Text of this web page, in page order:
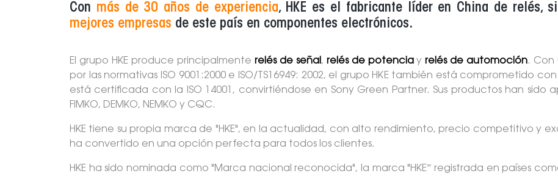
Con más de 30 años de experiencia, HKE es el fabricante líder en China de relés,
mejores empresas de este país en componentes electrónicos.
El grupo HKE produce principalmente relés de señal , relés de potenciay relés de automoción.
por las normativas ISO 9001:2000 e ISO/TS16949: 2002, el grupo HKE también está comprometido
está certificada con la ISO 14001, convirtiéndose en Sony Green Partner. Sus productos han sido
FIMKO, DEMKO, NEMKO y CQC.
HKE tiene su propia marca de "HKE", en la actualidad, con alto rendimiento, precio competitivo y
ha convertido en una opción perfecta para todos los clientes.
HKE ha sido nominada como "Marca nacional reconocida", la marca "HKE” registrada en países